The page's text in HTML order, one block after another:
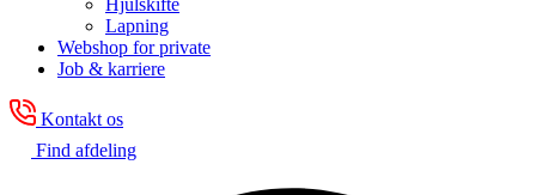
Hjulskifte
Lapning
Webshop for private
Job & karriere
Kontakt os
Find afdeling